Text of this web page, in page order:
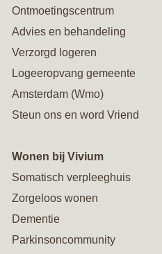
Ontmoetingscentrum
Advies en behandeling
Verzorgd logeren
Logeeropvang gemeente
Amsterdam (Wmo)
Steun ons en word Vriend
Wonen bij Vivium
Somatisch verpleeghuis
Zorgeloos wonen
Dementie
Parkinsoncommunity